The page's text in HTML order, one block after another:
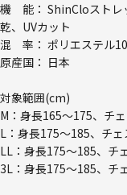
機 能： ShinCloストレ
乾、UVカット
混 率： ポリエステル
原産国： 日本
対象範囲(cm)
M：身長165～175、チ
L：身長175～185、チ
LL：身長175～185、チ
3L：身長175～185、チ